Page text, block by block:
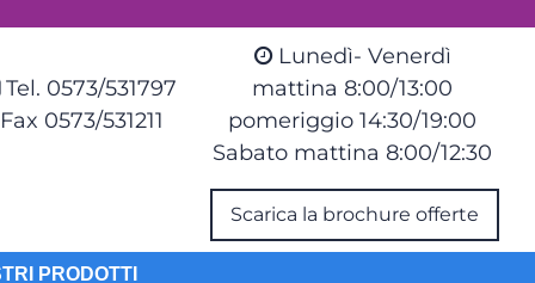
Tel. 0573/531797
Fax 0573/531211
Lunedì- Venerdì
mattina 8:00/13:00
pomeriggio 14:30/19:00
Sabato mattina 8:00/12:30
Scarica la brochure offerte
PRODOTTI